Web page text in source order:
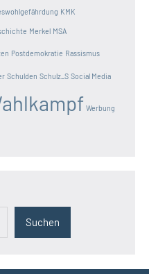
KMK
Merkel MSA
Postdemokratie Rassismus
Schulden Schulz_S Social Media
Werbung
Suchen